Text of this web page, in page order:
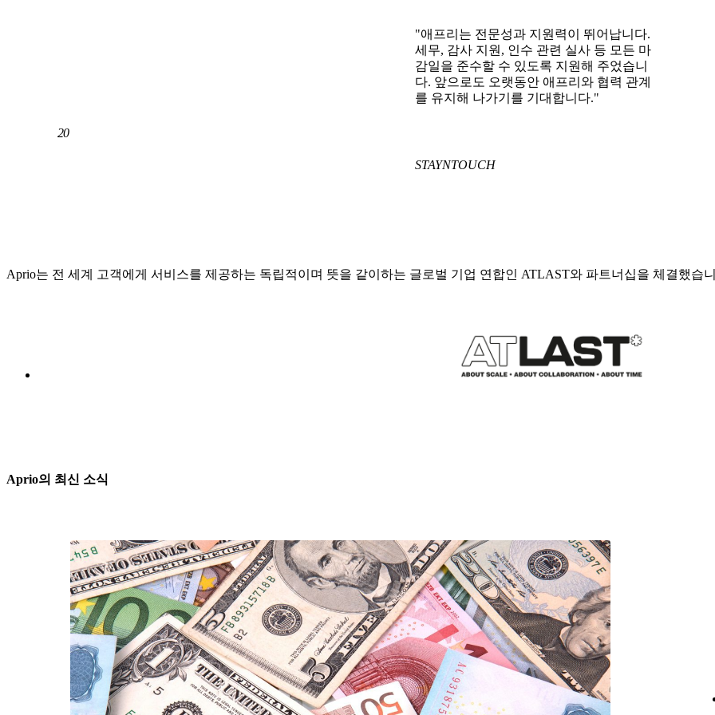
20
"애프리는 전문성과 지원력이 뛰어납니다.
세무, 감사 지원, 인수 관련 실사 등 모든 마
감일을 준수할 수 있도록 지원해 주었습니
다. 앞으로도 오랫동안 애프리와 협력 관계
를 유지해 나가기를 기대합니다."
STAYNTOUCH
Aprio는 전 세계 고객에게 서비스를 제공하는 독립적이며 뜻을 같이하는 글로벌 기업 연합인 ATLAST와 파트너십을 체결했습
Aprio의 최신 소식